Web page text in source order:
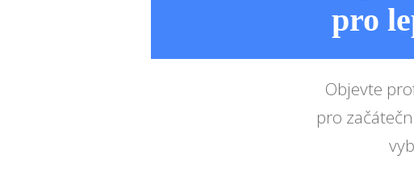
pro
Objevte
pro